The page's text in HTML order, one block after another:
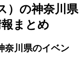
）の神奈川県
まとめ
奈川県のイベン